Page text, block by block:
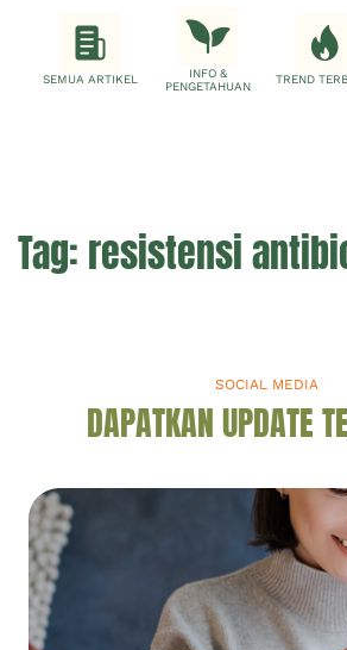
SEMUA ARTIKEL
INFO &
PENGETAHUAN
TREND
Tag: resistensi
SOCIAL MEDIA
DAPATKAN UPDATE